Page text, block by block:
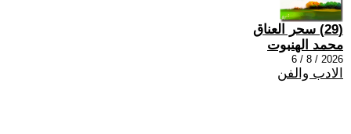
(29) سحر العناق
محمد الهنبوت
2026 / 8 / 6
الادب والفن